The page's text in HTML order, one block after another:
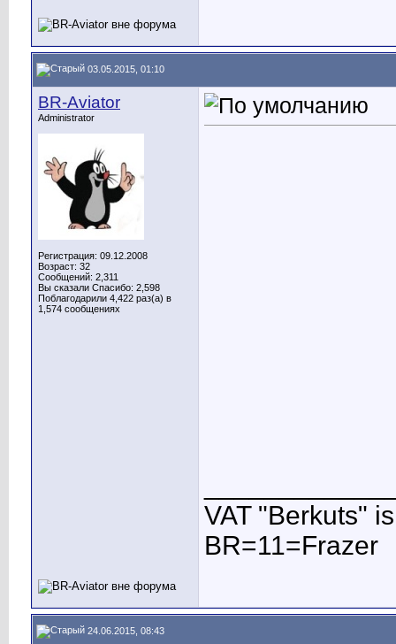
03.05.2015, 01:10
BR-Aviator
Administrator
Регистрация: 09.12.2008
Возраст: 32
Сообщений: 2,311
Вы сказали Спасибо: 2,598
Поблагодарили 4,422 раз(а) в
1,574 сообщениях
VAT "Berkuts"
BR=11=Frazer
24.06.2015, 08:43